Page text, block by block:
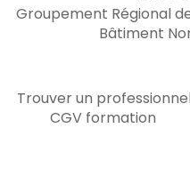
Groupement Régional
Bâtiment
Trouver un
CGV formation